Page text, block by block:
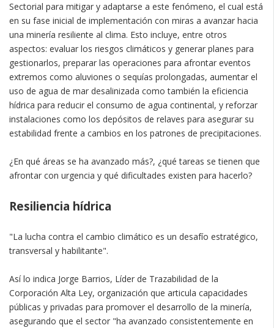
Sectorial para mitigar y adaptarse a este fenómeno, el cual está
en su fase inicial de implementación con miras a avanzar hacia
una minería resiliente al clima. Esto incluye, entre otros
aspectos: evaluar los riesgos climáticos y generar planes para
gestionarlos, preparar las operaciones para afrontar eventos
extremos como aluviones o sequías prolongadas, aumentar el
uso de agua de mar desalinizada como también la eficiencia
hídrica para reducir el consumo de agua continental, y reforzar
instalaciones como los depósitos de relaves para asegurar su
estabilidad frente a cambios en los patrones de precipitaciones.
¿En qué áreas se ha avanzado más?, ¿qué tareas se tienen que
afrontar con urgencia y qué dificultades existen para hacerlo?
Resiliencia hídrica
"La lucha contra el cambio climático es un desafío estratégico,
transversal y habilitante".
Así lo indica Jorge Barrios, Líder de Trazabilidad de la
Corporación Alta Ley, organización que articula capacidades
públicas y privadas para promover el desarrollo de la minería,
asegurando que el sector "ha avanzado consistentemente en